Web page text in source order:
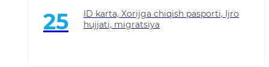
25
ID karta, Xorijga chiqish pasporti, Ijro
hujjati, migratsiya